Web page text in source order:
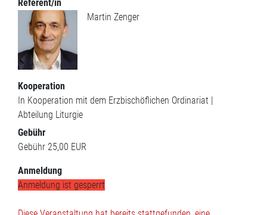
Referent/in
Martin Zenger
Kooperation
In Kooperation mit dem Erzbischöflichen Ordinariat |
Abteilung Liturgie
Gebühr
Gebühr 25,00 EUR
Anmeldung
Anmeldung ist gesperrt